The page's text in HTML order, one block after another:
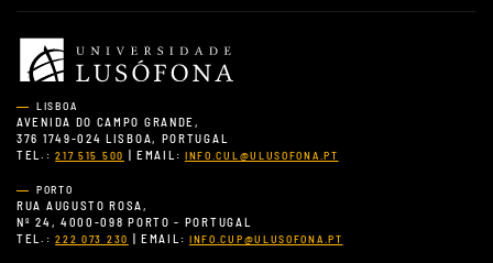
LISBOA
AVENIDA DO CAMPO GRANDE,
376 1749-024 LISBOA, PORTUGAL
TEL.:217 515 500 | EMAIL: INFO.CUL@ULUSOFONA.PT
PORTO
RUA AUGUSTO ROSA,
Nº 24, 4000-098 PORTO - PORTUGAL
TEL.:222 073 230 | EMAIL: INFO.CUP@ULUSOFONA.PT